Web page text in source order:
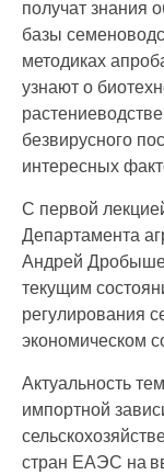
получат знания
базы
методиках
узнают о
безвирусного
интересных
С первой
Департамента
Андрей
текущим
регулирования
экономическом
Актуальность
импортной
стран ЕАЭС на